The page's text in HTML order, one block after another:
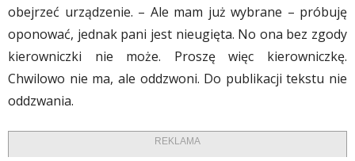
obejrzeć urządzenie. – Ale mam już wybrane – próbuję
oponować, jednak pani jest nieugięta. No ona bez zgody
kierowniczki nie może. Proszę więc kierowniczkę.
Chwilowo nie ma, ale oddzwoni. Do publikacji tekstu nie
oddzwania.
REKLAMA